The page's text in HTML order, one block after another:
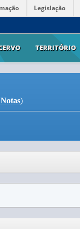
Legislação
TERRITÓRIO
)